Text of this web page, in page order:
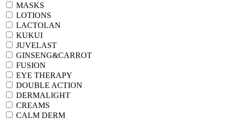
MASKS
LOTIONS
LACTOLAN
KUKUI
JUVELAST
GINSENG&CARROT
FUSION
EYE THERAPY
DOUBLE ACTION
DERMALIGHT
CREAMS
CALM DERM